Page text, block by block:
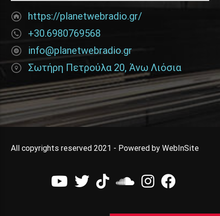
https://planetwebradio.gr/
+30.6980769568
info@planetwebradio.gr
Σωτήρη Πετρούλα 20, Άνω Λιόσια
All copyrights reserved 2021 - Powered by WebInSite